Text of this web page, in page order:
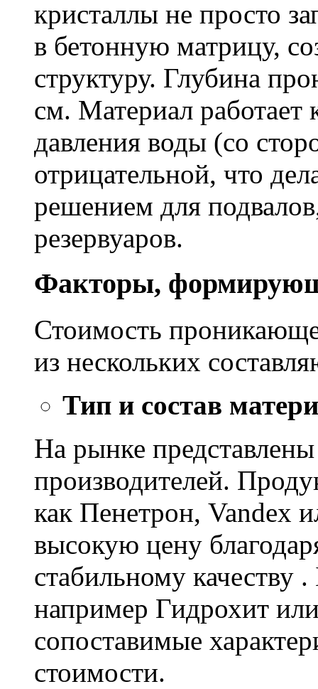
кристаллы не просто
в бетонную матрицу,
структуру. Глубина
см. Материал работает
давления воды (со
отрицательной, что
решением для
резервуаров.
Факторы,
Стоимость
из нескольких
Тип и состав
На рынке
производителей.
как Пенетрон, Vandex
высокую цену
стабильному качеству
например Гидрохит
сопоставимые
стоимости.